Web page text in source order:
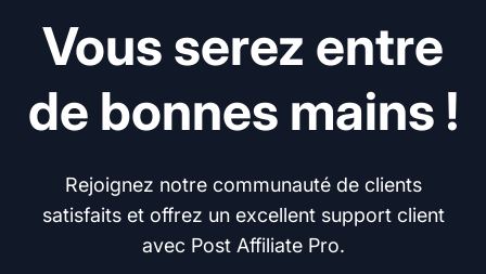
Vous serez entre
de bonnes mains !
Rejoignez notre communauté de clients
satisfaits et offrez un excellent support client
avec Post Affiliate Pro.